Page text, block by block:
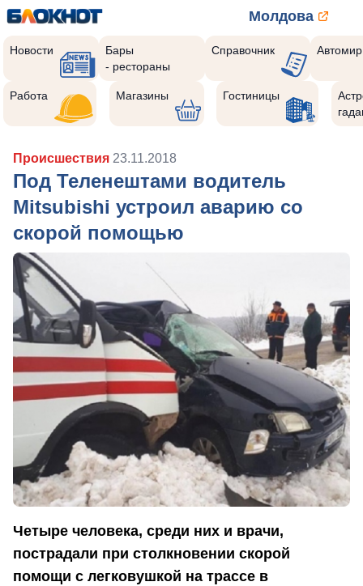
Молдова
Новости
Бары
- рестораны
Справочник Автомир
Работа Магазины Гостиницы
Происшествия 23.11.2018
Под Теленештами водитель
Mitsubishi устроил аварию со
скорой помощью
Четыре человека, среди них и врачи,
пострадали при столкновении скорой
помощи с легковушкой на трассе в